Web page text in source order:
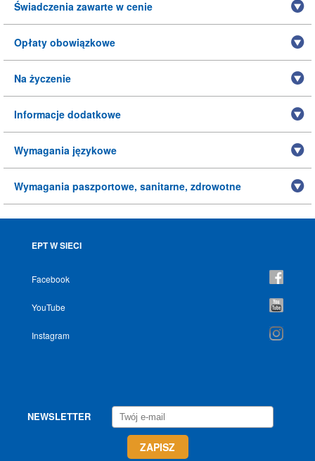
Świadczenia zawarte w cenie
Opłaty obowiązkowe
Na życzenie
Informacje dodatkowe
Wymagania językowe
Wymagania paszportowe, sanitarne, zdrowotne
EPT W SIECI
Facebook
YouTube
Instagram
NEWSLETTER